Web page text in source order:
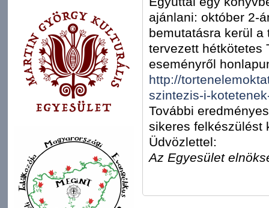
ajánlani: október 2-
bemutatásra kerül
tervezett hétkötetes
eseményről
http://
szintezis-i-
További
sikeres felkészülést
Üdvözlettel:
Az Egyesület